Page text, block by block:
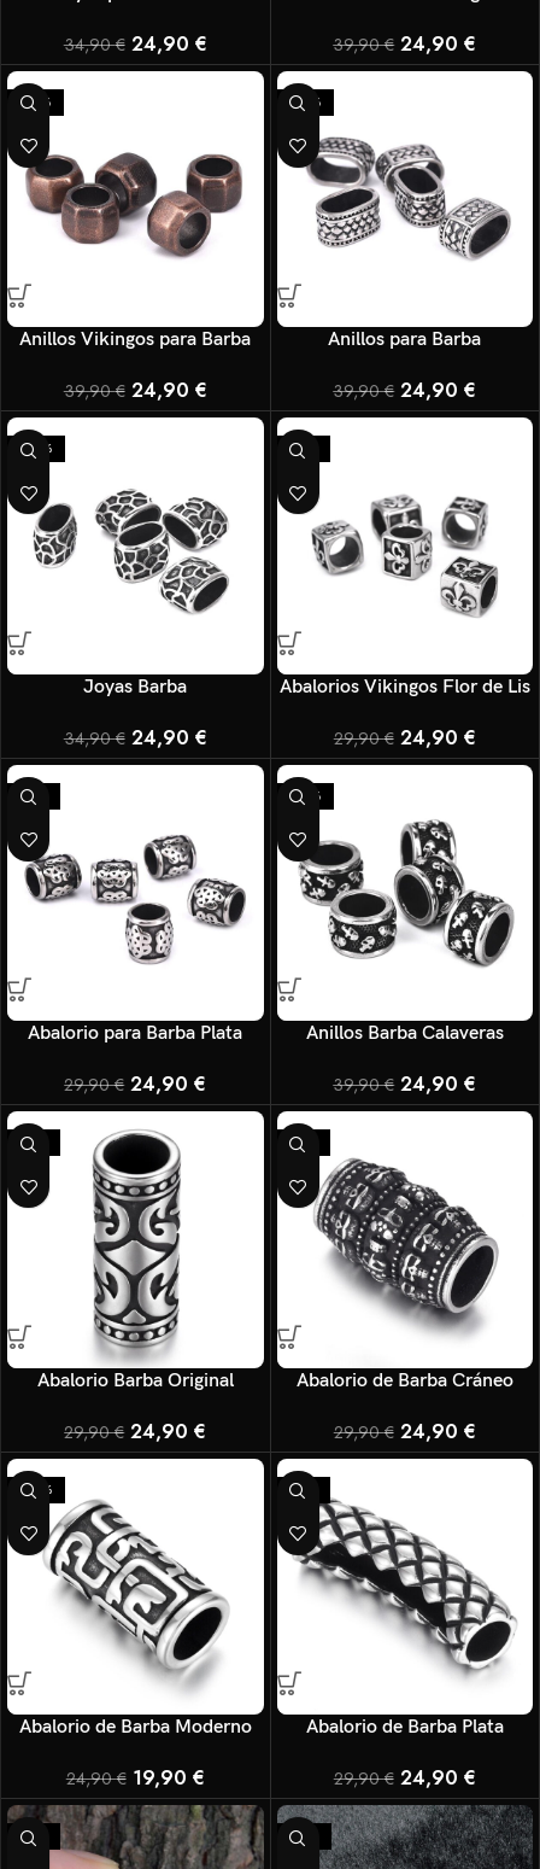
34,90€ 24,90 € 39,90€ 24,90€
-38%
Anillos Vikingos para Barba
39,90€ 24,90 €
-38%
Anillos para Barba
39,90€ 24,90€
-29%
Joyas Barba
34,90€ 24,90 €
-17%
Abalorios Vikingos Flor de Lis
29,90€ 24,90 €
-17%
Abalorio para Barba Plata
29,90€ 24,90€
-38%
Anillos Barba Calaveras
39,90€ 24,90€
-17%
Abalorio Barba Original
29,90€ 24,90€
-17%
Abalorio de Barba Cráneo
29,90€ 24,90 €
-20%
Abalorio de Barba Moderno
24,90€ 19,90 €
-17%
Abalorio de Barba Plata
29,90€ 24,90 €
-17% -14%